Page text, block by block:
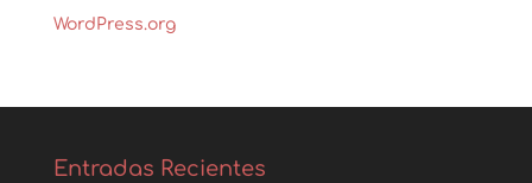
WordPress.org
Entradas Recientes